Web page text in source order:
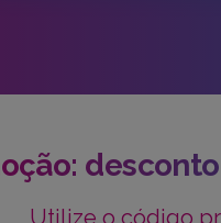
Utilize o código